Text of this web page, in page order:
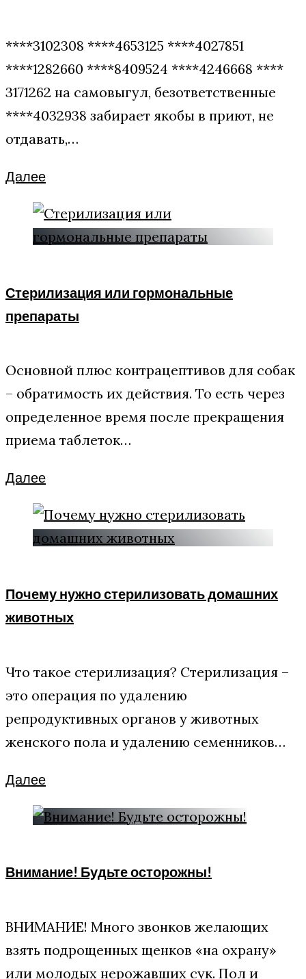
****3102308 ****4653125 ****4027851
****1282660 ****8409524 ****4246668 ****
3171262 на самовыгул, безответственные
****4032938 забирает якобы в приют, не
отдавать,…
Facebook
Twitter
Google+
Далее
Стерилизация или гормональные
препараты
Основной плюс контрацептивов для собак
– обратимость их действия. То есть через
определенное время после прекращения
приема таблеток…
Facebook
Twitter
Google+
Далее
Почему нужно стерилизовать домашних
животных
Что такое стерилизация? Стерилизация –
это операция по удалению
репродуктивных органов у животных
женского пола и удалению семенников…
Facebook
Twitter
Google+
Далее
Внимание! Будьте осторожны!
ВНИМАНИЕ! Много звонков желающих
взять подрощенных щенков «на охрану»
или молодых нерожавших сук. Пол и